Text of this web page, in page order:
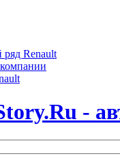
Renault
-